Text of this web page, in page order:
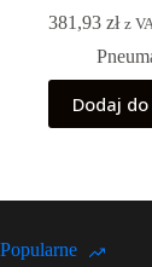
381,93 zł z
Dodaj
Popularne